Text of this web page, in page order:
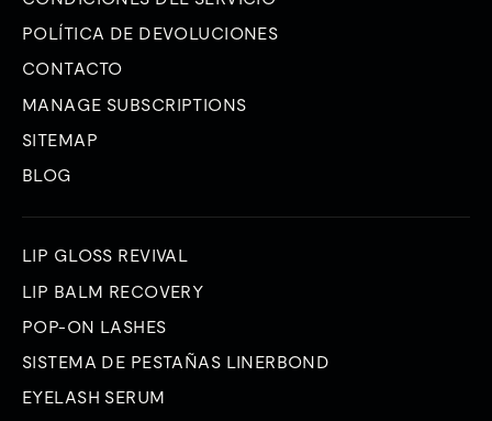
POLÍTICA DE DEVOLUCIONES
CONTACTO
MANAGE SUBSCRIPTIONS
SITEMAP
BLOG
LIP GLOSS REVIVAL
LIP BALM RECOVERY
POP-ON LASHES
SISTEMA DE PESTAÑAS LINERBOND
EYELASH SERUM